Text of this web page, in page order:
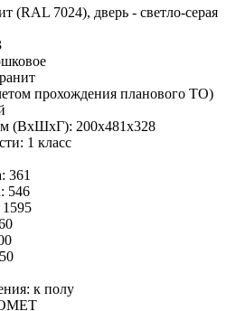
(RAL 7024), дверь - светло-серая
прохождения планового ТО)
(ВхШхГ): 200х481х328
1 класс
361
546
1595
к полу